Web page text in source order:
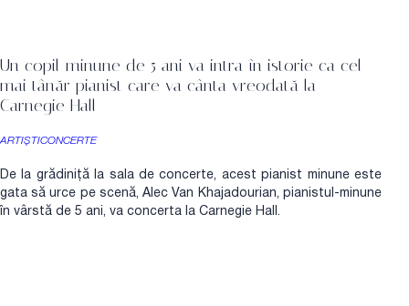
Un copil-minune de 5 ani va intra în istorie ca cel
mai tânăr pianist care va cânta vreodată la
Carnegie Hall
ARTIȘTICONCERTE
De la grădiniță la sala de concerte, acest pianist minune este
gata să urce pe scenă, Alec Van Khajadourian, pianistul-minune
în vârstă de 5 ani, va concerta la Carnegie Hall.